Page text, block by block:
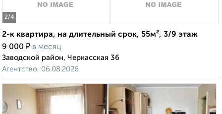
2/4
2-к квартира, на длительный срок, 55м², 3/9 этаж
9 000 ₽ в месяц
Заводской район, Черкасская 36
Агентство, 06.08.2026